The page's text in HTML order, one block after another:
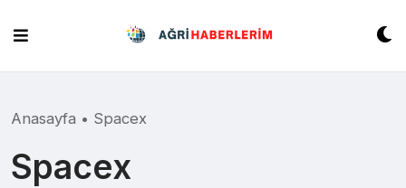
content
Anasayfa • Spacex
Spacex